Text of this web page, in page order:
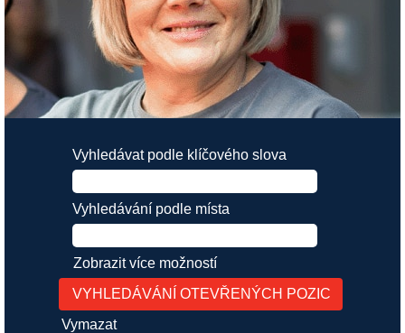
Vyhledávat podle klíčového slova
Vyhledávání podle místa
Zobrazit více možností
Vymazat